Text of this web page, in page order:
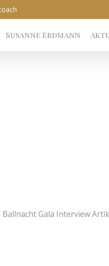
Susanne Erdmann
Gala Interview